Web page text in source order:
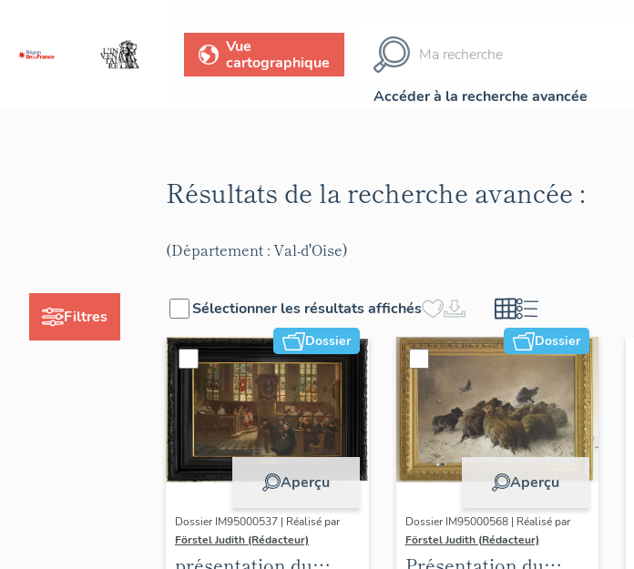
Vue
cartographique
Accéder à la recherche avancée
Filtres
Résultats de la recherche avancée :
(Département : Val-d'Oise)
Sélectionner les résultats affichés
Dossier
Aperçu
Dossier IM95000537 | Réalisé par
Förstel Judith (Rédacteur)
Dossier
Aperçu
Dossier IM95000568 | Réalisé par
Förstel Judith (Rédacteur)